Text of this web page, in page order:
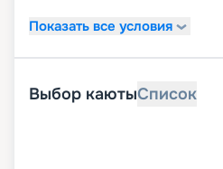
Показать все условия
Выбор каютыСписок